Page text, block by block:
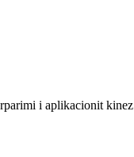
i aplikacionit